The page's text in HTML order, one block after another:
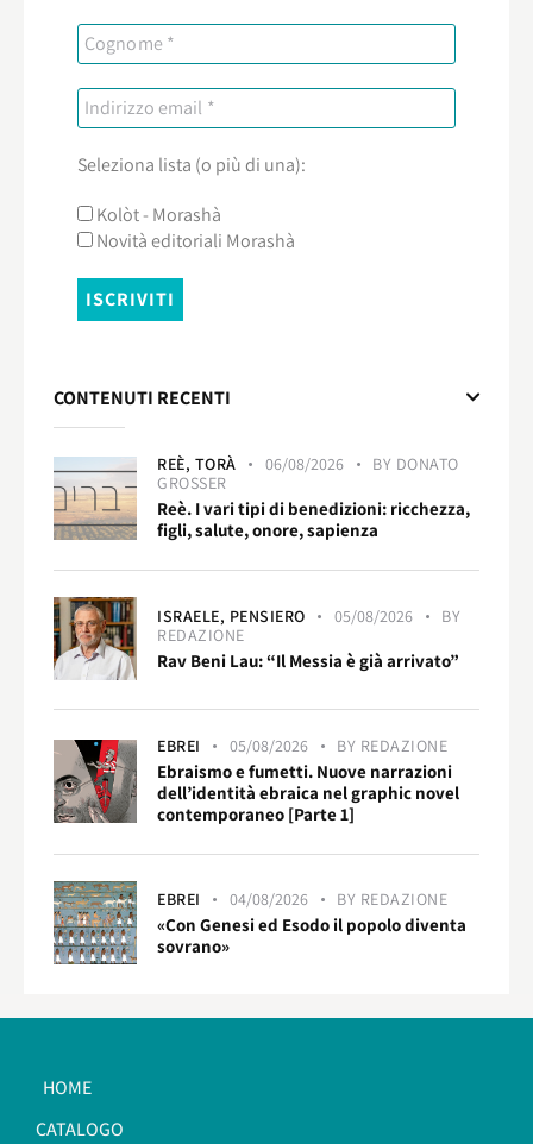
Seleziona lista (o più di una):
Kolòt - Morashà
Novità editoriali Morashà
CONTENUTI RECENTI
REÈ, TORÀ 06/08/2026 BY DONATO
GROSSER
Reè. I vari tipi di benedizioni: ricchezza,
figli, salute, onore, sapienza
ISRAELE, PENSIERO 05/08/2026
BY
REDAZIONE
Rav Beni Lau: “Il Messia è già arrivato”
EBREI 05/08/2026 BY REDAZIONE
Ebraismo e fumetti. Nuove narrazioni
dell’identità ebraica nel graphic novel
contemporaneo [Parte 1]
EBREI 04/08/2026 BY REDAZIONE
«Con Genesi ed Esodo il popolo diventa
sovrano»
HOME
CATALOGO